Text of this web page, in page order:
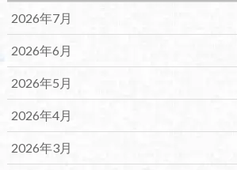
2026年7月
2026年6月
2026年5月
2026年4月
2026年3月